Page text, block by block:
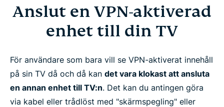
Anslut en VPN-aktiverad
enhet till din TV
För användare som bara vill se VPN-aktiverat innehåll
på sin TV då och då kan det vara klokast att ansluta
en annan enhet till TV:n. Det kan du antingen göra
via kabel eller trådlöst med "skärmspegling" eller